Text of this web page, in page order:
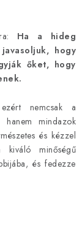
Ha a hideg
hogy
őket, hogy
nemcsak a
hanem mindazok
és kézzel
kiváló minőségű
és fedezze